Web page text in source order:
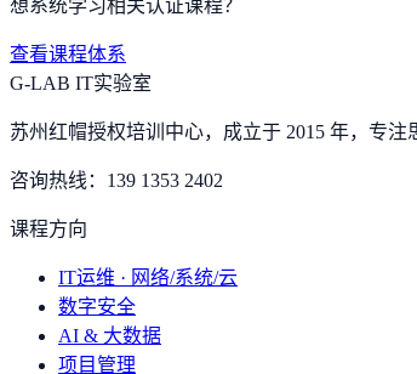
想系统学习相关认证课程？
查看课程体系
G-LAB IT实验室
苏州红帽授权培训中心，成立于 2015 年，专
咨询热线： 139 1353 2402
课程方向
IT运维 · 网络/系统/云
数字安全
AI & 大数据
项目管理